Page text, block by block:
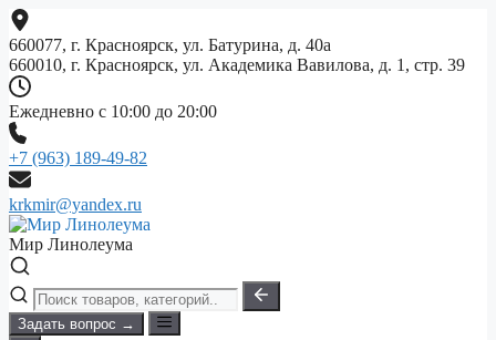
Перейти
к
содержимому
660077, г. Красноярск, ул. Батурина, д. 40а
660010, г. Красноярск, ул. Академика Вавилова, д. 1, стр. 39
Ежедневно с 10:00 до 20:00
+7 (963) 189-49-82
krkmir@yandex.ru
Мир Линолеума
Задать вопрос →